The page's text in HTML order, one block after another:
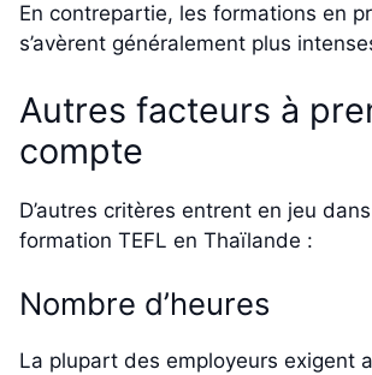
En contrepartie, les formations en
s’avèrent généralement plus
Autres facteurs à
compte
D’autres critères entrent en jeu
formation TEFL en Thaïlande :
Nombre d’heures
La plupart des employeurs exigent